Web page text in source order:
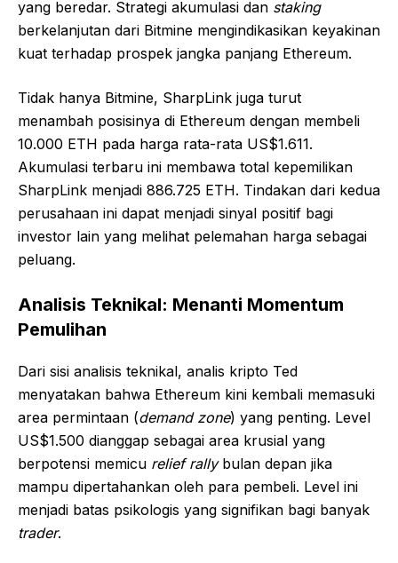
yang beredar. Strategi akumulasi dan staking
berkelanjutan dari Bitmine mengindikasikan keyakinan
kuat terhadap prospek jangka panjang Ethereum.
Tidak hanya Bitmine, SharpLink juga turut
menambah posisinya di Ethereum dengan membeli
10.000 ETH pada harga rata-rata US$1.611.
Akumulasi terbaru ini membawa total kepemilikan
SharpLink menjadi 886.725 ETH. Tindakan dari kedua
perusahaan ini dapat menjadi sinyal positif bagi
investor lain yang melihat pelemahan harga sebagai
peluang.
Analisis Teknikal: Menanti Momentum
Pemulihan
Dari sisi analisis teknikal, analis kripto Ted
menyatakan bahwa Ethereum kini kembali memasuki
area permintaan (demand zone) yang penting. Level
US$1.500 dianggap sebagai area krusial yang
berpotensi memicu relief rallybulan depan jika
mampu dipertahankan oleh para pembeli. Level ini
menjadi batas psikologis yang signifikan bagi banyak
trader.